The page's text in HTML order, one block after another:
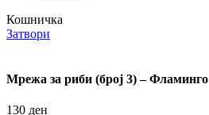
Кошничка
Затвори
Мрежа за риби (број 3) – Фламинго
130 ден